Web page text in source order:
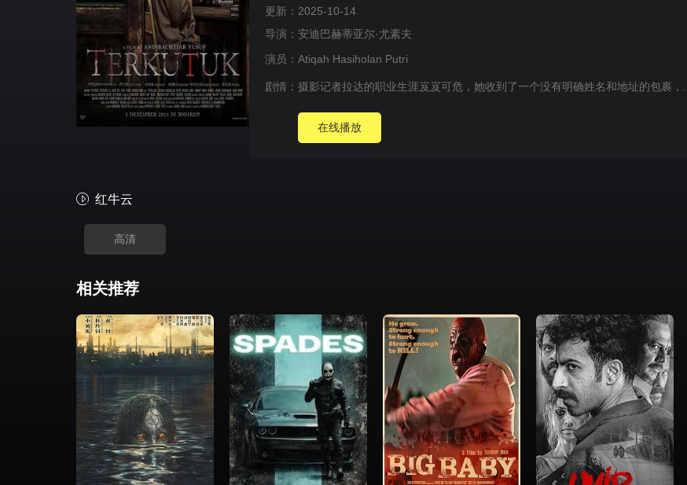
更新： 2025-10-14
导演： 安迪巴赫蒂亚尔·尤素夫
演员： Atiqah Hasiholan Putri
剧情： 摄影记者拉达的职业生涯岌岌可危，她收到了一个没有明确姓名和地址的包裹，...
在线播放
红牛云
高清
相关推荐